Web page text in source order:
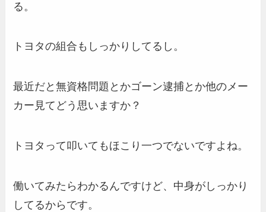
る。
トヨタの組合もしっかりしてるし。
最近だと無資格問題とかゴーン逮捕とか他のメー
カー見てどう思いますか？
トヨタって叩いてもほこり一つでないですよね。
働いてみたらわかるんですけど、中身がしっかり
してるからです。